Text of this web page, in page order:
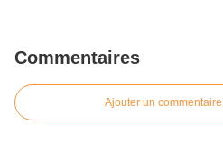
Commentaires
Ajouter un commentaire